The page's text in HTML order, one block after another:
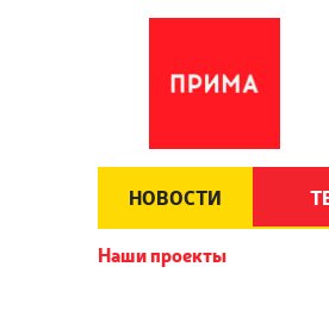
НОВОСТИ
Наши проекты